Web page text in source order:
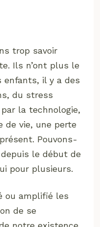
trop savoir
Ils n’ont plus le
enfants, il y a des
du stress
la technologie,
de vie, une perte
Pouvons-
le début de
pour plusieurs.
ou amplifié les
de se